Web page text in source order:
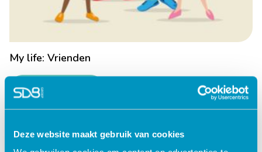
Deze website maakt gebruik van cookies
My life: Vrienden
Lees verder